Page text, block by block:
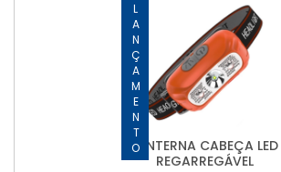
LANÇAMENTO
LANTERNA CABEÇA LED
REGARREGÁVEL